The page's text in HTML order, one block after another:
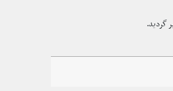
گردید.